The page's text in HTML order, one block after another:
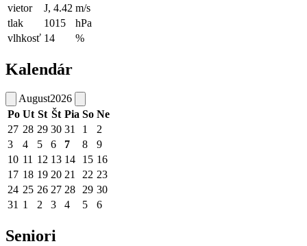
vietor
J, 4.42 m/s
tlak
1015
hPa
vlhkosť 14 %
Kalendár
August2026
Po Ut St Št Pia So Ne
27 28 29 30 31 1
2
3
4 5 6 7 8
9
10 11 12 13 14 15 16
17 18 19 20 21 22 23
24 25 26 27 28 29 30
31 1 2 3 4 5 6
Seniori